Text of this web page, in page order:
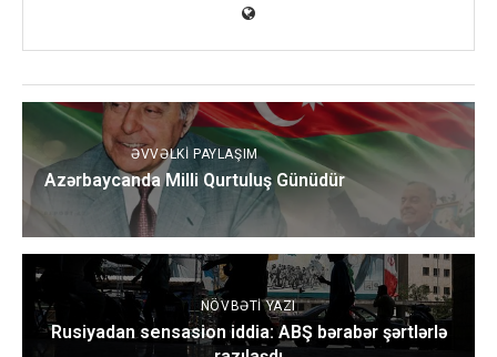
ƏVVƏLKI PAYLAŞIM
Azərbaycanda Milli Qurtuluş Günüdür
NÖVBƏTI YAZI
Rusiyadan sensasion iddia: ABŞ bərabər şərtlərlə